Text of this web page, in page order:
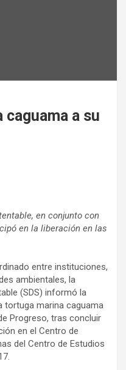
a su
en conjunto con
en la liberación en las
entre instituciones,
ambientales, la
(SDS) informó la
tortuga marina caguama
Progreso, tras concluir
en el Centro de
del Centro de Estudios